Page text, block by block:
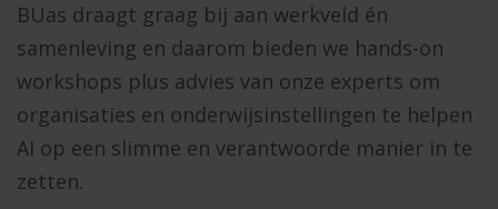
BUas draagt graag bij aan werkveld én
samenleving en daarom bieden we hands-on
workshops plus advies van onze experts om
organisaties en onderwijsinstellingen te helpen
AI op een slimme en verantwoorde manier in te
zetten.